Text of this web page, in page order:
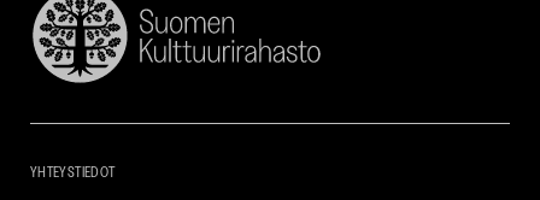
Suomen
Kulttuurirahasto
YHTEYSTIEDOT